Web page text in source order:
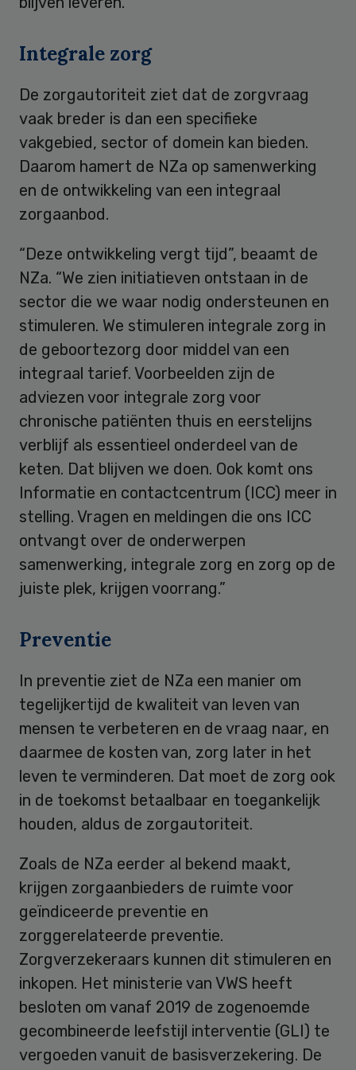
Integrale zorg
De zorgautoriteit ziet dat de zorgvraag
vaak breder is dan een specifieke
vakgebied, sector of domein kan bieden.
Daarom hamert de NZa op samenwerking
en de ontwikkeling van een integraal
zorgaanbod.
“Deze ontwikkeling vergt tijd”, beaamt de
NZa. “We zien initiatieven ontstaan in de
sector die we waar nodig ondersteunen en
stimuleren. We stimuleren integrale zorg in
de geboortezorg door middel van een
integraal tarief. Voorbeelden zijn de
adviezen voor integrale zorg voor
chronische patiënten thuis en eerstelijns
verblijf als essentieel onderdeel van de
keten. Dat blijven we doen. Ook komt ons
Informatie en contactcentrum (ICC) meer in
stelling. Vragen en meldingen die ons ICC
ontvangt over de onderwerpen
samenwerking, integrale zorg en zorg op de
juiste plek, krijgen voorrang.”
Preventie
In preventie ziet de NZa een manier om
tegelijkertijd de kwaliteit van leven van
mensen te verbeteren en de vraag naar, en
daarmee de kosten van, zorg later in het
leven te verminderen. Dat moet de zorg ook
in de toekomst betaalbaar en toegankelijk
houden, aldus de zorgautoriteit.
Zoals de NZa eerder al bekend maakt,
krijgen zorgaanbieders de ruimte voor
geïndiceerde preventie en
zorggerelateerde preventie.
Zorgverzekeraars kunnen dit stimuleren en
inkopen. Het ministerie van VWS heeft
besloten om vanaf 2019 de zogenoemde
gecombineerde leefstijl interventie (GLI) te
vergoeden vanuit de basisverzekering. De